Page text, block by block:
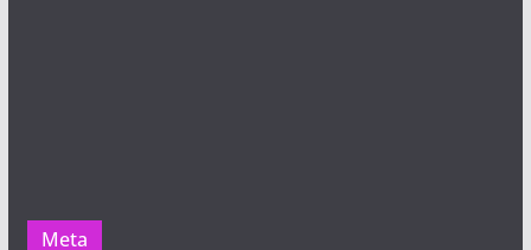
Meta